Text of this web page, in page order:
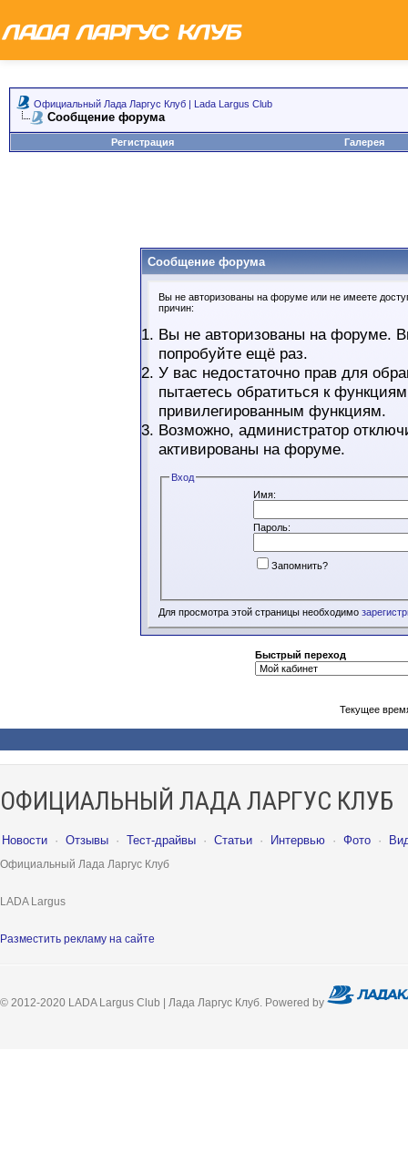
Официальный Лада Ларгус Клуб | Lada Largus Club
Сообщение форума
Регистрация Галерея
Сообщение форума
Вы не авторизованы на форуме или не имеете
причин:
Вы не авторизованы на форуме.
попробуйте ещё раз.
У вас недостаточно прав для
пытаетесь обратиться к
привилегированным функциям.
Возможно, администратор
активированы на форуме.
Вход
Имя:
Пароль:
Запомнить?
Для просмотра этой страницы необходимо
Быстрый переход
Текущее
ОФИЦИАЛЬНЫЙ ЛАДА ЛАРГУС КЛУБ
Новости · Отзывы · Тест-драйвы · Статьи · Интервью · Фото ·
Официальный Лада Ларгус Клуб
LADA Largus
Разместить рекламу на сайте
© 2012-2020 LADA Largus Club | Лада Ларгус Клуб. Powered by